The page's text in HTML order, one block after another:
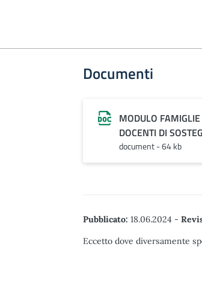
Documenti
MODULO FAMIGLIE
DOCENTI DI
document - 64 kb
Pubblicato: 18.06.2024 -
Eccetto dove diversamente